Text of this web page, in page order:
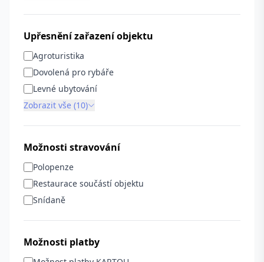
Upřesnění zařazení objektu
Agroturistika
Dovolená pro rybáře
Levné ubytování
Zobrazit vše (10)
Možnosti stravování
Polopenze
Restaurace součástí objektu
Snídaně
Možnosti platby